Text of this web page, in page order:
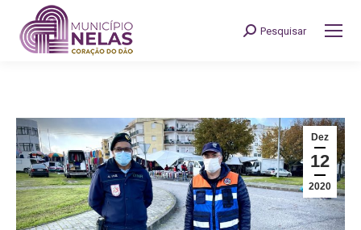
Search:
Pesquisar
Dez
12
2020